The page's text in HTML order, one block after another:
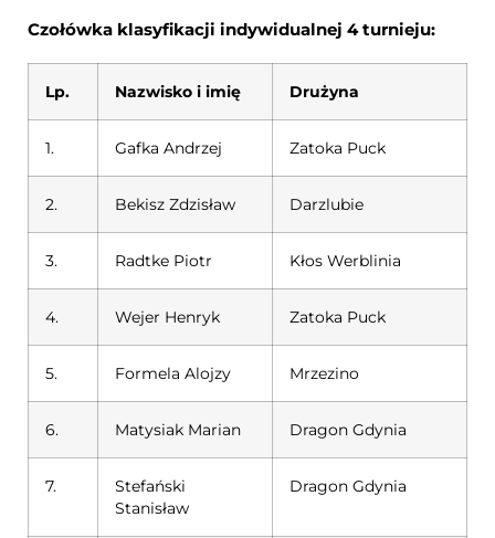
Czołówka klasyfikacji indywidualnej 4 turnieju:
Lp. Nazwisko i imię Drużyna
1. Gafka Andrzej Zatoka Puck
2. Bekisz Zdzisław Darzlubie
3. Radtke Piotr Kłos Werblinia
4. Wejer Henryk Zatoka Puck
5. Formela Alojzy Mrzezino
6. Matysiak Marian Dragon Gdynia
7.
Stefański
Stanisław
Dragon Gdynia